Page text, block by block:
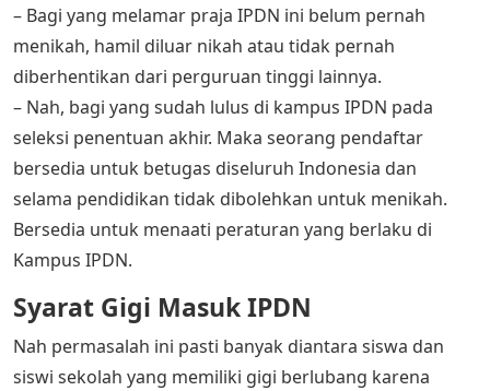
– Bagi yang melamar praja IPDN ini belum pernah
menikah, hamil diluar nikah atau tidak pernah
diberhentikan dari perguruan tinggi lainnya.
– Nah, bagi yang sudah lulus di kampus IPDN pada
seleksi penentuan akhir. Maka seorang pendaftar
bersedia untuk betugas diseluruh Indonesia dan
selama pendidikan tidak dibolehkan untuk menikah.
Bersedia untuk menaati peraturan yang berlaku di
Kampus IPDN.
Syarat Gigi Masuk IPDN
Nah permasalah ini pasti banyak diantara siswa dan
siswi sekolah yang memiliki gigi berlubang karena